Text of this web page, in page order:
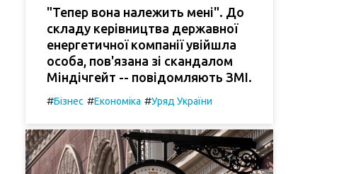
"Тепер вона належить мені". До
складу керівництва державної
енергетичної компанії увійшла
особа, пов'язана зі скандалом
Міндічгейт -- повідомляють ЗМІ.
#Бізнес #Економіка #Уряд України